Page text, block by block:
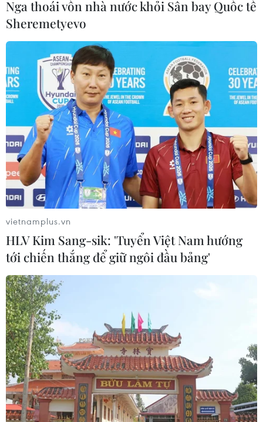
TIN CÙNG CHUYÊN MỤC
Lào Cai khẩn trương tìm kiếm 2
Nga thoái vốn nhà nước khỏi Sân bay Quốc tế
Sheremetyevo
vietnamplus.vn
HLV Kim Sang-sik: 'Tuyển Việt Nam hướng
tới chiến thắng để giữ ngôi đầu bảng'